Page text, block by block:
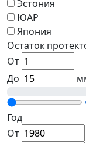
Эстония
ЮАР
Япония
Остаток
От
До
Год
От